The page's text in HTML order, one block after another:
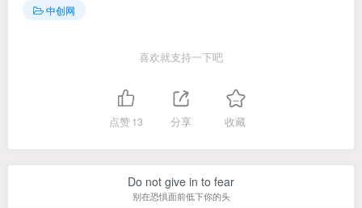
中创网
喜欢就支持一下吧
点赞13 分享 收藏
Do not give in to fear
别在恐惧面前低下你的头